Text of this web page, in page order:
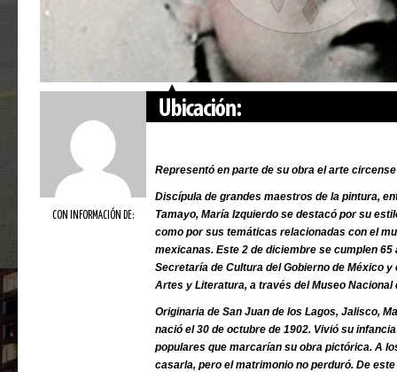
CON INFORMACIÓN DE:
Representó en parte de su obra el arte
Discípula de grandes maestros de la pintura,
Tamayo, María Izquierdo se destacó por su
como por sus temáticas relacionadas con el
mexicanas. Este 2 de diciembre se cumplen
Secretaría de Cultura del Gobierno de México
Artes y Literatura, a través del Museo Nacional
Originaria de San Juan de los Lagos, Jalisco,
nació el 30 de octubre de 1902. Vivió su
populares que marcarían su obra pictórica. A
casarla, pero el matrimonio no perduró. De